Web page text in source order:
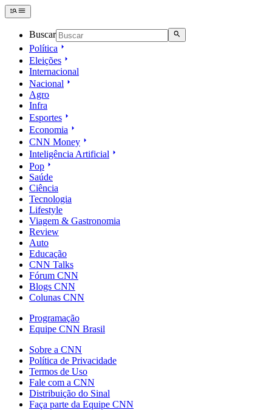
Buscar
Política
Eleições
Internacional
Nacional
Agro
Infra
Esportes
Economia
CNN Money
Inteligência Artificial
Pop
Saúde
Ciência
Tecnologia
Lifestyle
Viagem & Gastronomia
Review
Auto
Educação
CNN Talks
Fórum CNN
Blogs CNN
Colunas CNN
Programação
Equipe CNN Brasil
Sobre a CNN
Política de Privacidade
Termos de Uso
Fale com a CNN
Distribuição do Sinal
Faça parte da Equipe CNN